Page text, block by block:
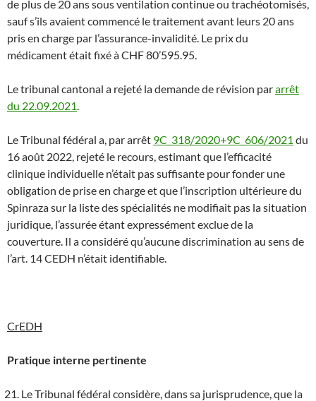
de plus de 20 ans sous ventilation continue ou trachéotomisés,
sauf s’ils avaient commencé le traitement avant leurs 20 ans
pris en charge par l’assurance-invalidité. Le prix du
médicament était fixé à CHF 80’595.95.
Le tribunal cantonal a rejeté la demande de révision pararrêt
du 22.09.2021
Le Tribunal fédéral a, par arrêt 9C_318/2020+9C_606/2021 du
16 août 2022, rejeté le recours, estimant que l’efficacité
clinique individuelle n’était pas suffisante pour fonder une
obligation de prise en charge et que l’inscription ultérieure du
Spinraza sur la liste des spécialités ne modifiait pas la situation
juridique, l’assurée étant expressément exclue de la
couverture. Il a considéré qu’aucune discrimination au sens de
l’art. 14 CEDH n’était identifiable.
CrEDH
Pratique interne pertinente
Le Tribunal fédéral considère, dans sa jurisprudence, que la